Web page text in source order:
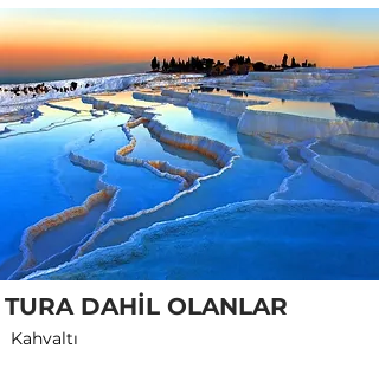
TURA DAHİL OLANLAR
Kahvaltı